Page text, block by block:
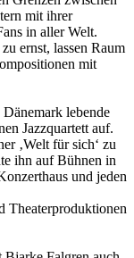
mit ihrer
in aller Welt.
ernst, lassen Raum
mit
lebende
Jazzquartett auf.
‚Welt für sich‘ zu
ihn auf Bühnen in
und jeden
Theaterproduktionen